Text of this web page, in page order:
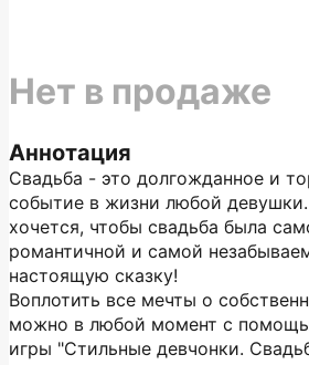
Аннотация
Свадьба - это долгожданное и
событие в жизни любой
хочется, чтобы свадьба была
романтичной и самой
настоящую сказку!
Воплотить все мечты о
можно в любой момент с
игры "Стильные девчонки.
Нет в продаже